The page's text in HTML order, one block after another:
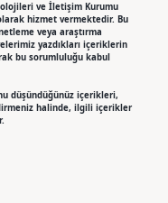
ve İletişim Kurumu
hizmet vermektedir. Bu
veya araştırma
yazdıkları içeriklerin
bu sorumluluğu kabul
düşündüğünüz içerikleri,
halinde, ilgili içerikler